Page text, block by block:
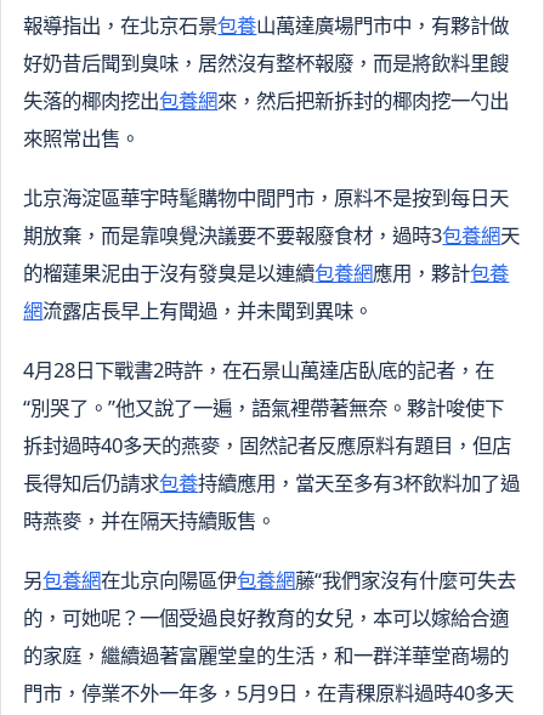
報導指出，在北京石景包養山萬達廣場門市中，有夥計做
好奶昔后聞到臭味，居然沒有整杯報廢，而是將飲料里餿
失落的椰肉挖出包養網來，然后把新拆封的椰肉挖一勺出
來照常出售。
北京海淀區華宇時髦購物中間門市，原料不是按到每日天
期放棄，而是靠嗅覺決議要不要報廢食材，過時3包養網天
的榴蓮果泥由于沒有發臭是以連續包養網應用，夥計包養
網流露店長早上有聞過，并未聞到異味。
4月28日下戰書2時許，在石景山萬達店臥底的記者，在
“別哭了。”他又說了一遍，語氣裡帶著無奈。夥計唆使下
拆封過時40多天的燕麥，固然記者反應原料有題目，但店
長得知后仍請求包養持續應用，當天至多有3杯飲料加了過
時燕麥，并在隔天持續販售。
另包養網在北京向陽區伊包養網藤“我們家沒有什麼可失去
的，可她呢？一個受過良好教育的女兒，本可以嫁給合適
的家庭，繼續過著富麗堂皇的生活，和一群洋華堂商場的
門市，停業不外一年多，5月9日，在青稞原料過時40多天